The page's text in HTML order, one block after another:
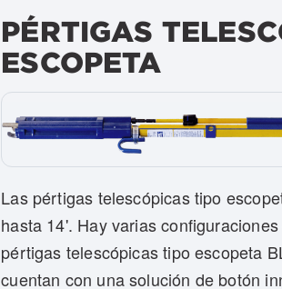
PÉRTIGAS
ESCOPETA
Las pértigas telescópicas tipo
hasta 14'. Hay varias
pértigas telescópicas tipo escopeta
cuentan con una solución de botón